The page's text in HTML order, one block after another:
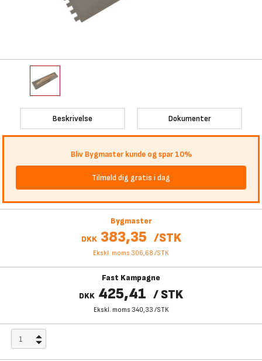
Beskrivelse Dokumenter
Bliv Bygmaster kunde og spar 10%
Tilmeld dig gratis i dag
Bygmaster
DKK 383,35 /STK
Ekskl. moms 306,68 /STK
Fast Kampagne
DKK 425,41 /STK
Ekskl. moms 340,33 /STK